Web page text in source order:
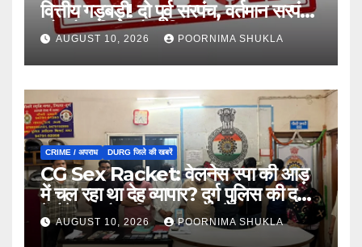
वित्तीय गड़बड़ी! दो पूर्व सरपंच, वर्तमान सरपंच
और दो सचिवों को नोटिस…
AUGUST 10, 2026 POORNIMA SHUKLA
CRIME / अपराध DURG जिले की खबरें
CG Sex Racket: वेलनेस स्पा की आड़
में चल रहा था देह व्यापार? दुर्ग पुलिस की दबिश
में मैनेजर और महिला दलाल समेत 9
गिरफ्तार…
AUGUST 10, 2026 POORNIMA SHUKLA